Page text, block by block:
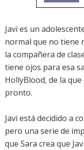
Javi es un
normal que no tiene
la compañera de
tiene ojos para esa
HollyBlood, de la
pronto.
Javi está decidido a
pero una serie de
que Sara crea que